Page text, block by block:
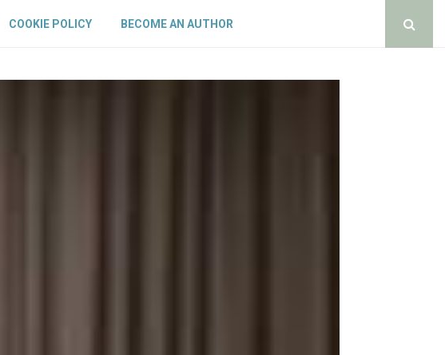
COOKIE POLICY BECOME AN AUTHOR